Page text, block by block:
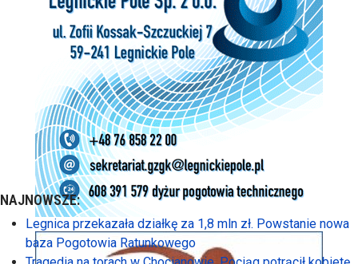
NAJNOWSZE:
Legnica przekazała działkę za 1,8 mln zł. Powstanie nowa
baza Pogotowia Ratunkowego